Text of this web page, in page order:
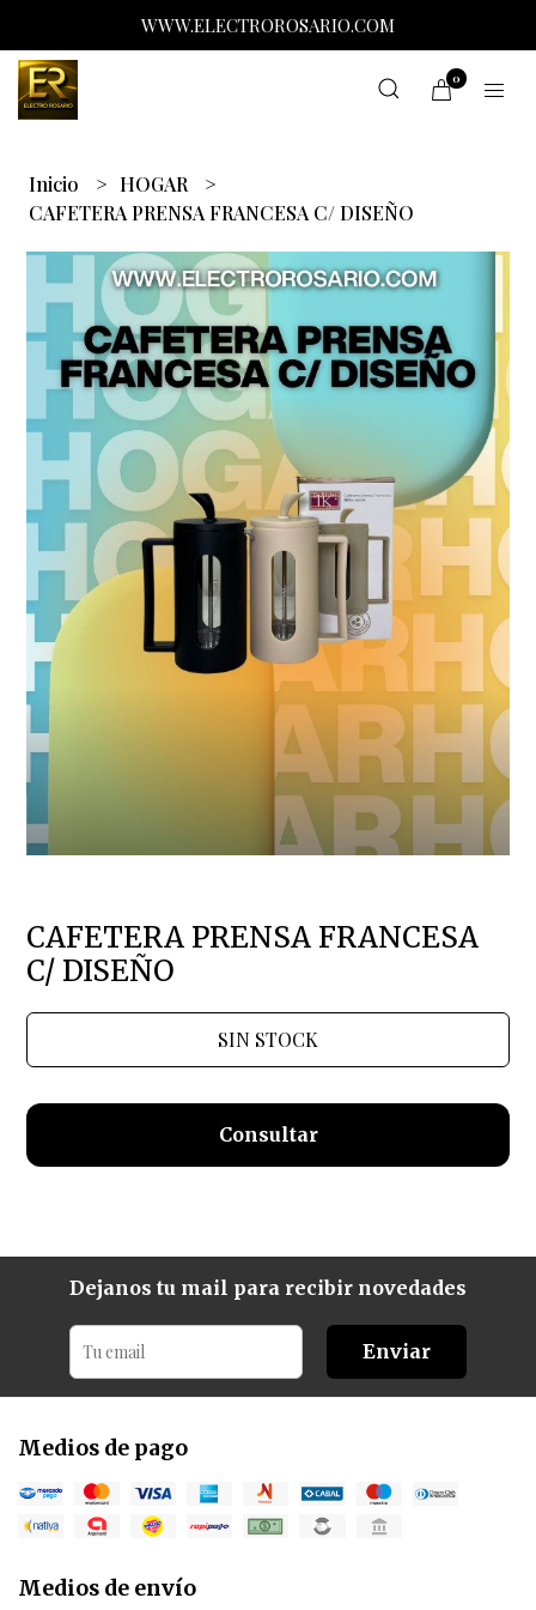
WWW.ELECTROROSARIO.COM
0
Inicio
HOGAR
CAFETERA PRENSA FRANCESA C/ DISEÑO
CAFETERA PRENSA FRANCESA
C/ DISEÑO
SIN STOCK
Consultar
Dejanos tu mail para recibir novedades
Enviar
Medios de pago
Medios de envío